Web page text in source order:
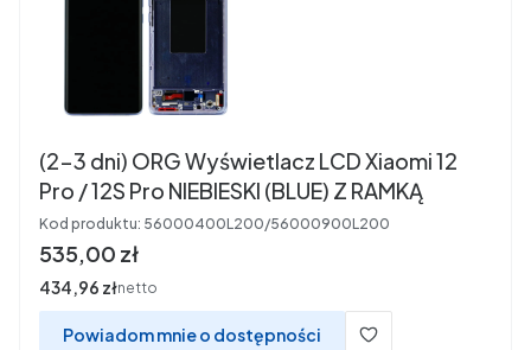
(2-3 dni) ORG Wyświetlacz LCD Xiaomi 12
Pro / 12S Pro NIEBIESKI (BLUE) Z RAMKĄ
Kod produktu: 56000400L200/56000900L200
Cena
535,00 zł
Cena
434,96 złnetto
Powiadom mnie o dostępności